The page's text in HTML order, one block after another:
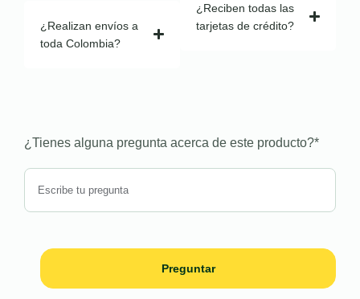
¿Realizan envíos a
toda Colombia?
¿Reciben todas las
tarjetas de crédito?
¿Tienes alguna pregunta acerca de este producto?*
Preguntar